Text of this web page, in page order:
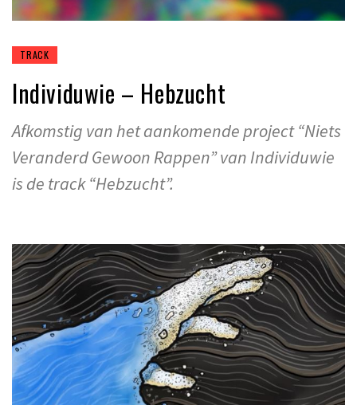
TRACK
Individuwie – Hebzucht
Afkomstig van het aankomende project “Niets
Veranderd Gewoon Rappen” van Individuwie
is de track “Hebzucht”.